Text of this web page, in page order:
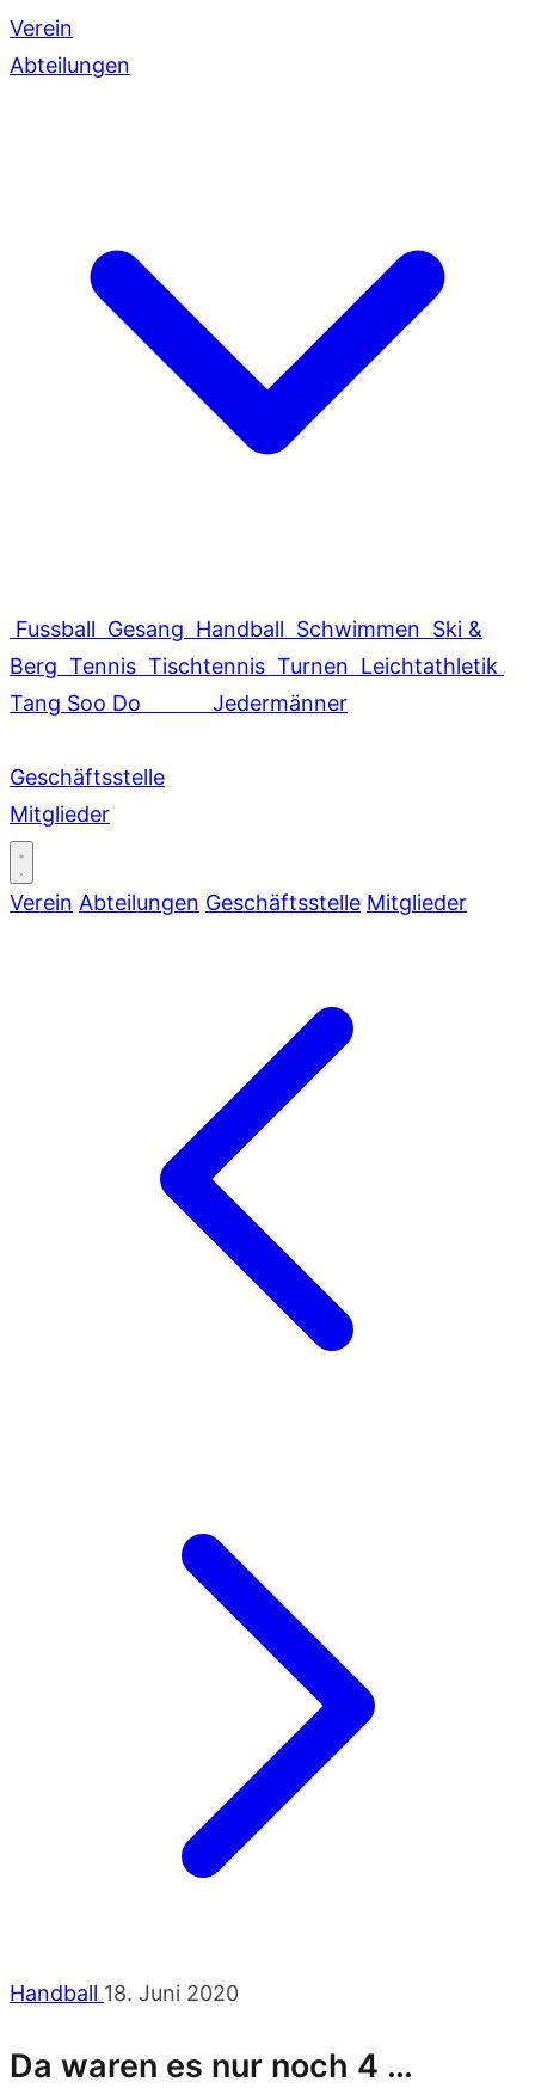
Verein
Abteilungen
Fussball Gesang Handball Schwimmen Ski &
Berg Tennis Tischtennis Turnen Leichtathletik
Tang Soo Do
Jedermänner
Geschäftsstelle
Mitglieder
Verein Abteilungen Geschäftsstelle Mitglieder
Handball 18. Juni 2020
Da waren es nur noch 4 …